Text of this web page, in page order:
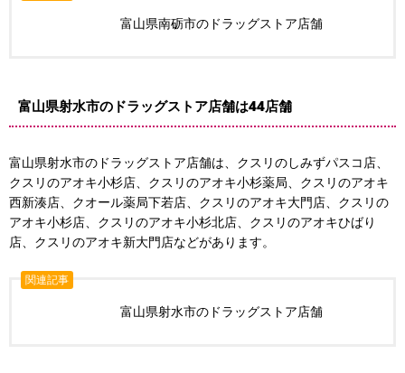
富山県南砺市のドラッグストア店舗
富山県射水市のドラッグストア店舗は44店舗
富山県射水市のドラッグストア店舗は、クスリのしみずパスコ店、
クスリのアオキ小杉店、クスリのアオキ小杉薬局、クスリのアオキ
西新湊店、クオール薬局下若店、クスリのアオキ大門店、クスリの
アオキ小杉店、クスリのアオキ小杉北店、クスリのアオキひばり
店、クスリのアオキ新大門店などがあります。
関連記事
富山県射水市のドラッグストア店舗